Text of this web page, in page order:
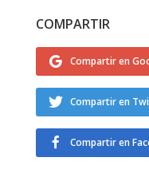
COMPARTIR
Compartir en
Compartir en
Compartir en